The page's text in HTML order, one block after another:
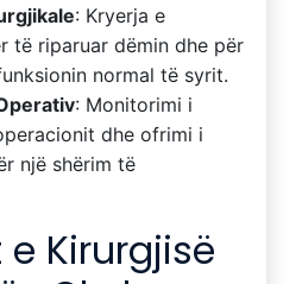
: Kryerja e
të riparuar dëmin dhe për
normal të syrit.
: Monitorimi i
dhe ofrimi i
një shërim të
Kirurgjisë